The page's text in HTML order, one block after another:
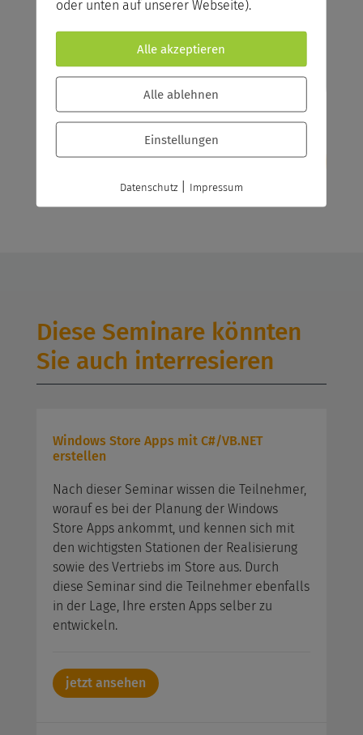
Jetzt anfragen
Diese Seminare könnten
Sie auch interresieren
Windows Store Apps mit C#/VB.NET
erstellen
Nach dieser Seminar wissen die Teilnehmer,
worauf es bei der Planung der Windows
Store Apps ankommt, und kennen sich mit
den wichtigsten Stationen der Realisierung
sowie des Vertriebs im Store aus. Durch
diese Seminar sind die Teilnehmer ebenfalls
in der Lage, Ihre ersten Apps selber zu
entwickeln.
jetzt ansehen
oder unten auf unserer Webseite).
Alle akzeptieren
Alle ablehnen
Einstellungen
Datenschutz| Impressum